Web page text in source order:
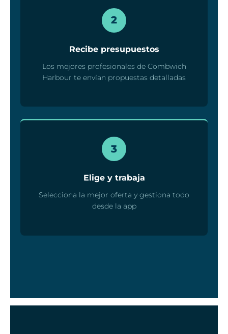
2
Recibe presupuestos
Los mejores profesionales de Combwich
Harbour te envían propuestas detalladas
3
Elige y trabaja
Selecciona la mejor oferta y gestiona todo
desde la app